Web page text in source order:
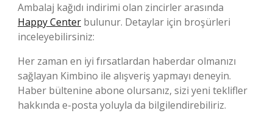
Ambalaj kağıdı indirimi olan zincirler arasında
Happy Center bulunur. Detaylar için broşürleri
inceleyebilirsiniz:
Her zaman en iyi fırsatlardan haberdar olmanızı
sağlayan Kimbino ile alışveriş yapmayı deneyin.
Haber bültenine abone olursanız, sizi yeni teklifler
hakkında e-posta yoluyla da bilgilendirebiliriz.